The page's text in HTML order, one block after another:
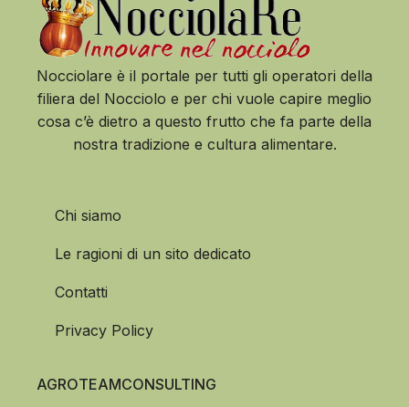
Nocciolare è il portale per tutti gli operatori della
filiera del Nocciolo e per chi vuole capire meglio
cosa c’è dietro a questo frutto che fa parte della
nostra tradizione e cultura alimentare.
Chi siamo
Le ragioni di un sito dedicato
Contatti
Privacy Policy
AGROTEAMCONSULTING